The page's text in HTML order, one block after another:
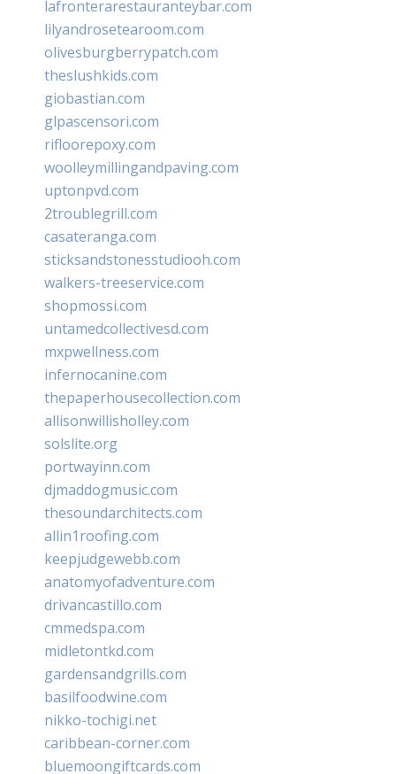
lafronterarestauranteybar.com
lilyandrosetearoom.com
olivesburgberrypatch.com
theslushkids.com
giobastian.com
glpascensori.com
rifloorepoxy.com
woolleymillingandpaving.com
uptonpvd.com
2troublegrill.com
casateranga.com
sticksandstonesstudiooh.com
walkers-treeservice.com
shopmossi.com
untamedcollectivesd.com
mxpwellness.com
infernocanine.com
thepaperhousecollection.com
allisonwillisholley.com
solslite.org
portwayinn.com
djmaddogmusic.com
thesoundarchitects.com
allin1roofing.com
keepjudgewebb.com
anatomyofadventure.com
drivancastillo.com
cmmedspa.com
midletontkd.com
gardensandgrills.com
basilfoodwine.com
nikko-tochigi.net
caribbean-corner.com
bluemoongiftcards.com